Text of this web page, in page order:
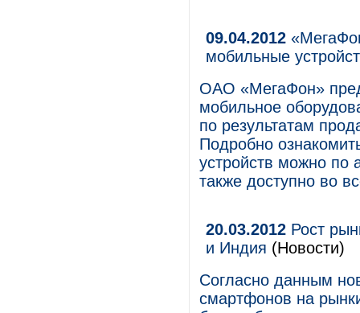
09.04.2012
мобильные
ОАО «МегаФон»
мобильное
по результатам
Подробно
устройств можно по
также доступно во
20.03.2012 Рост
и Индия (Новости)
Согласно данным
смартфонов на